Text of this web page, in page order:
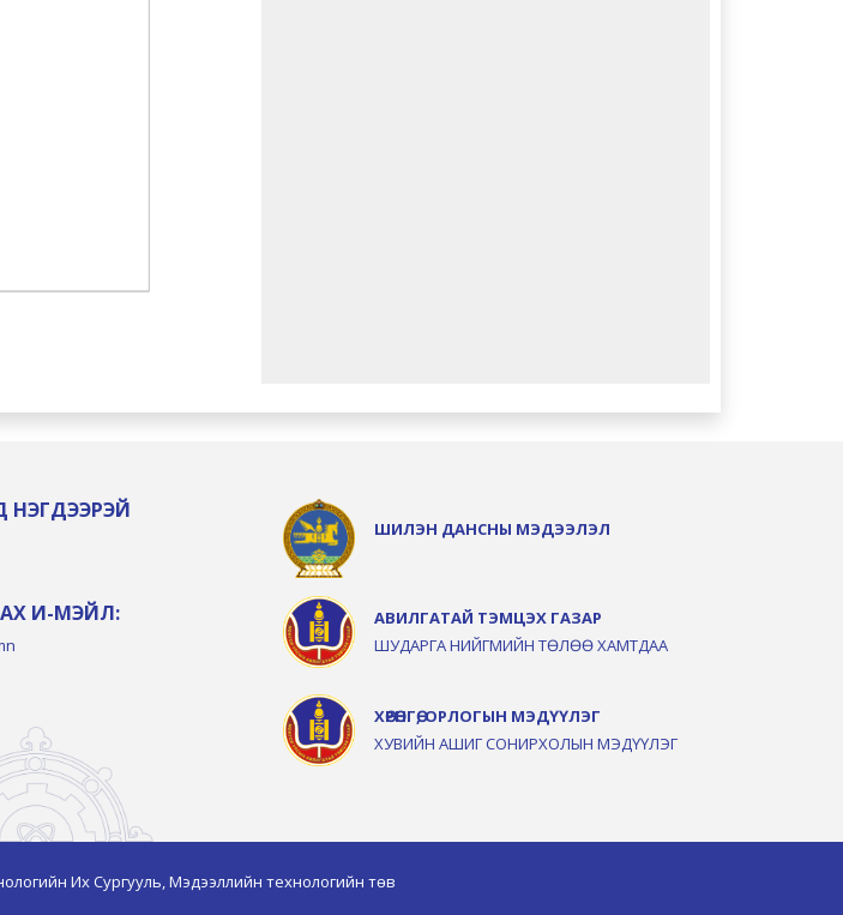
НЭГДЭЭРЭЙ
И-МЭЙЛ:
ШИЛЭН ДАНСНЫ МЭДЭЭЛЭЛ
АВИЛГАТАЙ ТЭМЦЭХ ГАЗАР
ШУДАРГА НИЙГМИЙН ТӨЛӨӨ ХАМТДАА
ХӨРӨНГӨ, ОРЛОГЫН МЭДҮҮЛЭГ
ХУВИЙН АШИГ СОНИРХОЛЫН МЭДҮҮЛЭГ
Их Сургууль, Мэдээллийн технологийн төв